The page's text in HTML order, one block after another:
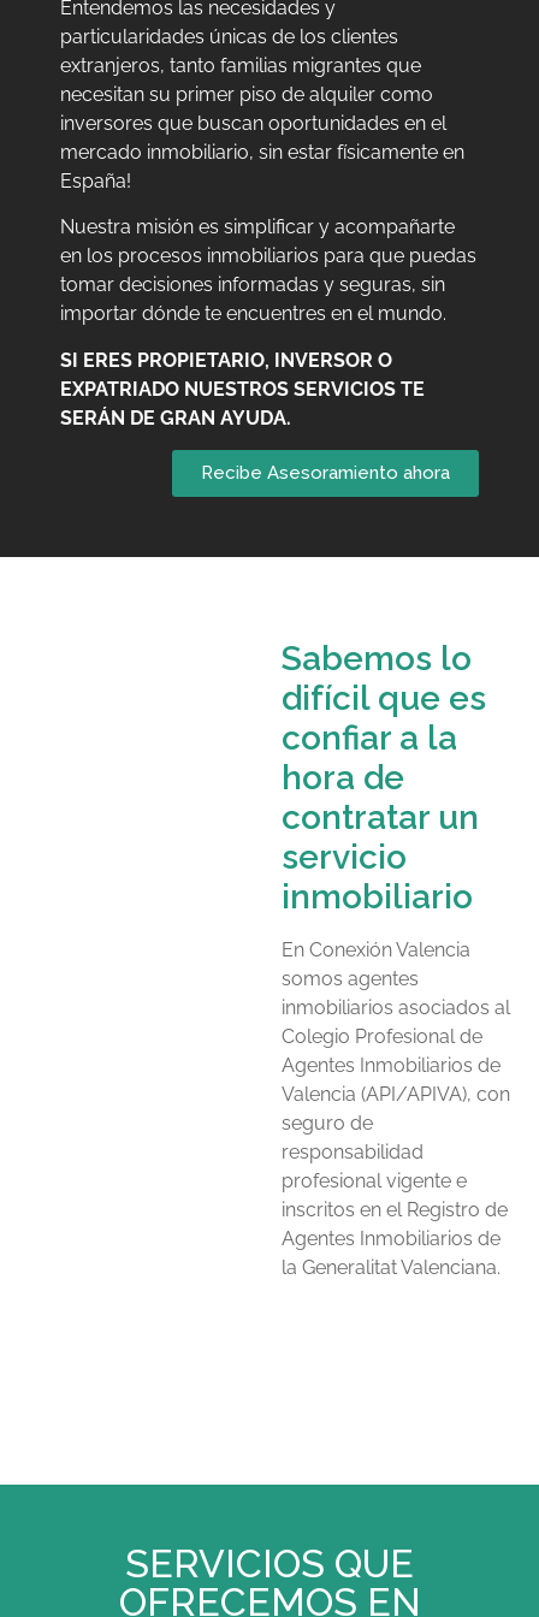
Entendemos las necesidades y
particularidades únicas de los clientes
extranjeros, tanto familias migrantes que
necesitan su primer piso de alquiler como
inversores que buscan oportunidades en el
mercado inmobiliario, sin estar físicamente en
España!
Nuestra misión es simplificar y acompañarte
en los procesos inmobiliarios para que puedas
tomar decisiones informadas y seguras, sin
importar dónde te encuentres en el mundo.
SI ERES PROPIETARIO, INVERSOR O
EXPATRIADO NUESTROS SERVICIOS TE
SERÁN DE GRAN AYUDA.
Recibe Asesoramiento ahora
Sabemos lo
difícil que es
confiar a la
hora de
contratar un
servicio
inmobiliario
En Conexión Valencia
somos agentes
inmobiliarios asociados al
Colegio Profesional de
Agentes Inmobiliarios de
Valencia (API/APIVA), con
seguro de
responsabilidad
profesional vigente e
inscritos en el Registro de
Agentes Inmobiliarios de
la Generalitat Valenciana.
SERVICIOS QUE
OFRECEMOS EN